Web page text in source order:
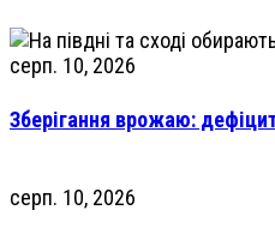
серп. 10, 2026
Зберігання врожаю:
серп. 10, 2026